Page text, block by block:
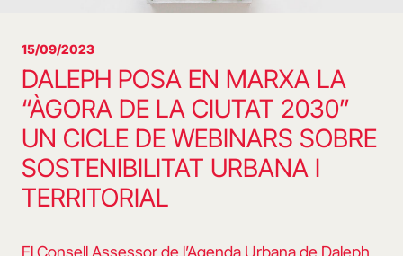
15/09/2023
DALEPH POSA EN MARXA LA
“ÀGORA DE LA CIUTAT 2030”
UN CICLE DE WEBINARS SOBRE
SOSTENIBILITAT URBANA I
TERRITORIAL
El Consell Assessor de l’Agenda Urbana de Daleph